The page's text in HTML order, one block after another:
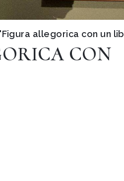
allegorica con un
CON